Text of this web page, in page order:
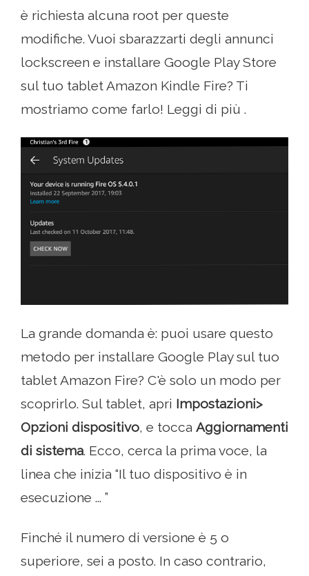
è richiesta alcuna root per queste
modifiche. Vuoi sbarazzarti degli annunci
lockscreen e installare Google Play Store
sul tuo tablet Amazon Kindle Fire? Ti
mostriamo come farlo! Leggi di più .
La grande domanda è: puoi usare questo
metodo per installare Google Play sul tuo
tablet Amazon Fire? C'è solo un modo per
scoprirlo. Sul tablet, apri Impostazioni>
Opzioni dispositivo, e tocca Aggiornamenti
di sistema. Ecco, cerca la prima voce, la
linea che inizia “Il tuo dispositivo è in
esecuzione ... ”
Finché il numero di versione è 5 o
superiore, sei a posto. In caso contrario,